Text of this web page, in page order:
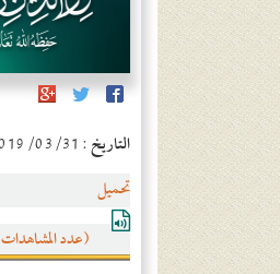
التاريخ : 2019/03/31
تحميل
(عدد المشاهدات4312 )